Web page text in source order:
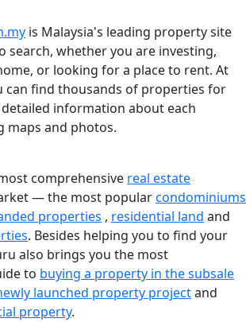
is Malaysia's leading property site
search, whether you are investing,
or looking for a place to rent. At
can find thousands of properties for
information about each
maps and photos.
comprehensive real estate
— the most popularcondominiums
properties , residential land and
. Besides helping you to find your
also brings you the most
to buying a property in the subsale
launched property projectand
property.